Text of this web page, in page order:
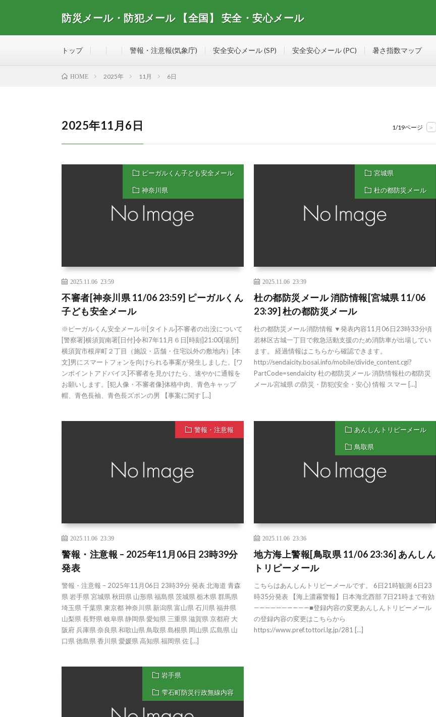
防災メール・防犯メール 【全国】 安全・安心メール
トップ 警報・注意報(気象庁) 安全安心メール (SP) 安全安心メール (PC) 暑さ指数マップ
HOME 2025年 11月 6日
2025年11月6日 1/19ページ >
ピーガルくん子ども安全メール
神奈川県
2025.11.06 23:59
不審者[神奈川県 11/06 23:59] ピーガルくん
子ども安全メール
※ピーガルくん安全メール※[タイトル]不審者の出没について
[警察署]横須賀南署[日付]令和7年11月６日[時刻]21:00[場所]
横須賀市根岸町２丁目（施設・店舗・住宅以外の敷地内）[本
文]男にスマートフォンを向けられる事案が発生しました。[ワ
ンポイントアドバイス]不審者を見かけたら、速やかに通報を
お願いします。[犯人像・不審者像]体格中肉、青色キャップ
帽、青色長袖、青色長ズボンの男 【事案に関す […]
宮城県
杜の都防災メール
2025.11.06 23:39
杜の都防災メール 消防情報[宮城県 11/06
23:39] 杜の都防災メール
杜の都防災メール消防情報 ▼発表内容11月06日23時33分頃
若林区古城一丁目で救急活動支援のため消防車が出場してい
ます。 経過情報はこちらから確認できます。
http://sendaicity.bosai.info/mobile/divide_content.cgi?
PartCode=sendaicity 杜の都防災メール 消防情報杜の都防災
メール宮城県 の防災・防犯(安全・安心) 情報 スマー […]
警報・注意報
2025.11.06 23:39
警報・注意報 – 2025年11月06日 23時39分
発表
警報・注意報 – 2025年11月06日 23時39分 発表 北海道 青森
県 岩手県 宮城県 秋田県 山形県 福島県 茨城県 栃木県 群馬県
埼玉県 千葉県 東京都 神奈川県 新潟県 富山県 石川県 福井県
山梨県 長野県 岐阜県 静岡県 愛知県 三重県 滋賀県 京都府 大
阪府 兵庫県 奈良県 和歌山県 鳥取県 島根県 岡山県 広島県 山
口県 徳島県 香川県 愛媛県 高知県 福岡県 佐 […]
あんしんトリピーメール
鳥取県
2025.11.06 23:36
地方海上警報[鳥取県 11/06 23:36] あんしん
トリピーメール
こちらはあんしんトリピーメールです。 6日21時観測 6日23
時35分発表 【海上濃霧警報】日本海北西部 7日21時まで有効
——————————■登録内容の変更あんしんトリピーメール
の登録内容の変更はこちらから
https://www.pref.tottori.lg.jp/281 […]
岩手県
雫石町防災行政無線内容